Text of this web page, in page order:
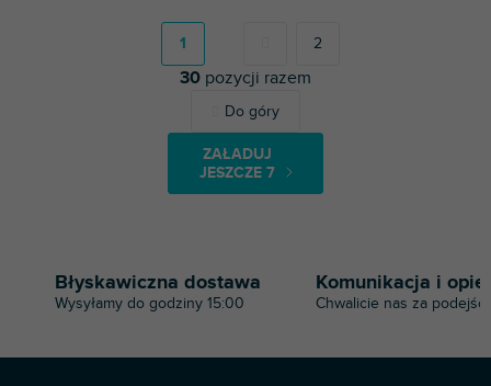
K
o
n
t
l
t
ZAŁADUJ
JESZCZE 7
n
c
j
a
1 2
30 pozycji razem
Do góry
Błyskawiczna dostawa
Wysyłamy do godziny 15:00
Komunikacja i
Chwalicie nas za